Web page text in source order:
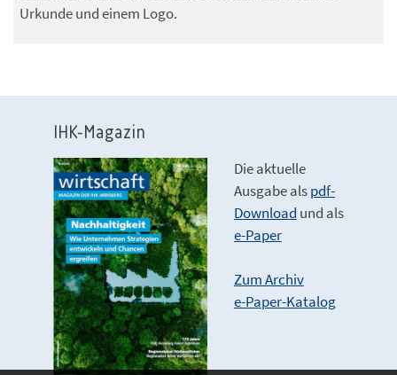
Urkunde und einem Logo.
IHK-Magazin
Die aktuelle
Ausgabe alspdf-
Download und als
e-Paper
Zum Archiv
e-Paper-Katalog